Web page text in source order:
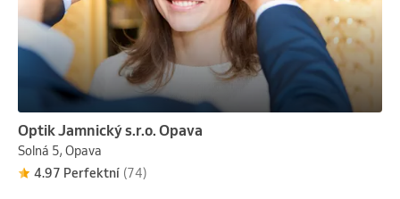
Optik Jamnický s.r.o. Opava
Solná 5, Opava
4.97 Perfektní (74)